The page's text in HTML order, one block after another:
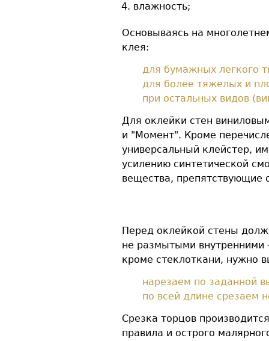
влажность;
Основываясь на
клея:
для бумажных легкого
для более тяжелых и
при остальных видов
Для оклейки стен
и "Момент". Кроме
универсальный клейстер,
усилению синтетической
вещества, препятствующие
Перед оклейкой стены
не размытыми
кроме стеклоткани, нужно
нарезаем по заданной
по всей длине срезаем
Срезка торцов
правила и острого